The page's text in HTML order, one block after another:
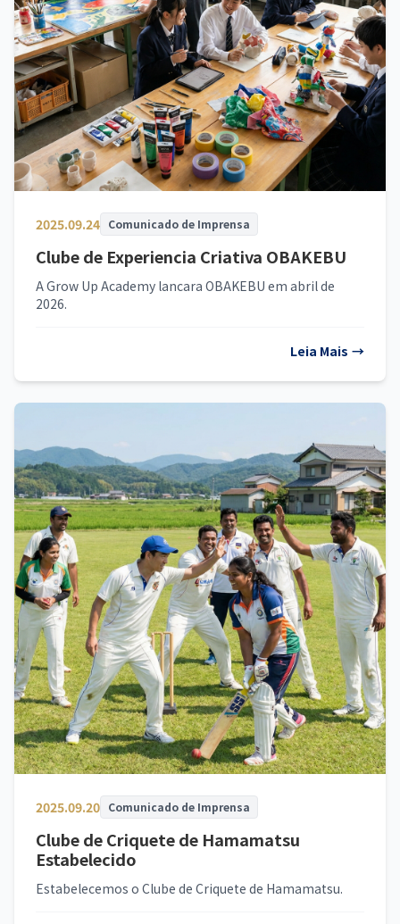
2025.09.24 Comunicado de Imprensa
Clube de Experiencia Criativa OBAKEBU
A Grow Up Academy lancara OBAKEBU em abril de
2026.
Leia Mais →
2025.09.20 Comunicado de Imprensa
Clube de Criquete de Hamamatsu
Estabelecido
Estabelecemos o Clube de Criquete de Hamamatsu.